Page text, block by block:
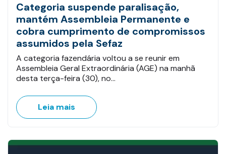
Categoria suspende paralisação,
mantém Assembleia Permanente e
cobra cumprimento de compromissos
assumidos pela Sefaz
A categoria fazendária voltou a se reunir em
Assembleia Geral Extraordinária (AGE) na manhã
desta terça-feira (30), no…
Leia mais